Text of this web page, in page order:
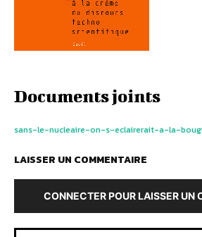
Documents joints
sans-le-nucleaire-on-s-eclairerait-a-la-
LAISSER UN COMMENTAIRE
CONNECTER POUR LAISSER UN